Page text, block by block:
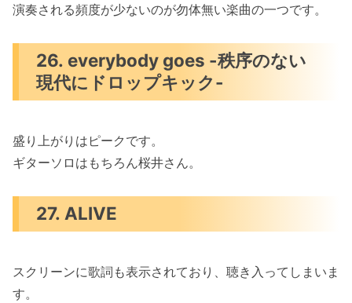
演奏される頻度が少ないのが勿体無い楽曲の一つです。
26. everybody goes -秩序のない
現代にドロップキック-
盛り上がりはピークです。
ギターソロはもちろん桜井さん。
27. ALIVE
スクリーンに歌詞も表示されており、聴き入ってしまいま
す。